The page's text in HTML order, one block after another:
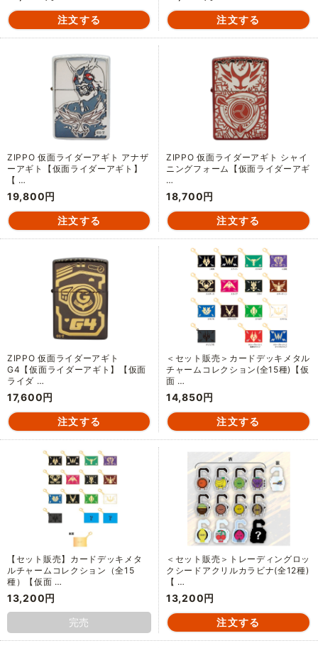
ZIPPO 仮面ライダーアギト アナザ
ーアギト【仮面ライダーアギト】
【 …
19,800円
ZIPPO 仮面ライダーアギト シャイ
ニングフォーム【仮面ライダーアギ
…
18,700円
ZIPPO 仮面ライダーアギト
G4【仮面ライダーアギト】【仮面
ライダ …
17,600円
＜セット販売＞カードデッキメタル
チャームコレクション(全15種)【仮
面 …
14,850円
【セット販売】カードデッキメタ
ルチャームコレクション（全15
種）【仮面 …
13,200円
完売
＜セット販売＞トレーディングロッ
クシードアクリルカラビナ(全12種)
【 …
13,200円